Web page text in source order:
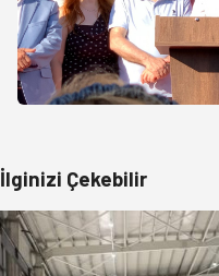
İlginizi Çekebilir